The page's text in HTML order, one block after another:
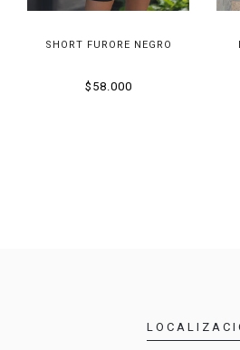
SHORT FURORE NEGRO
$58.000